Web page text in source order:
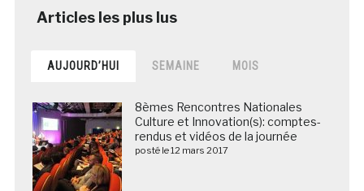
AUJOURD’HUI SEMAINE MOIS
8èmes Rencontres Nationales
Culture et Innovation(s): comptes-
rendus et vidéos de la journée
posté le 12 mars 2017